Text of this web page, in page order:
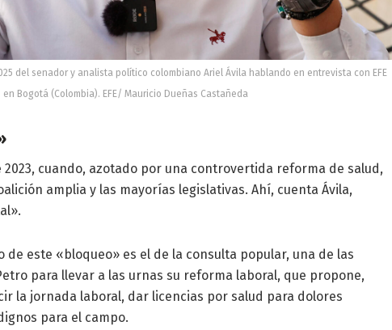
del senador y analista político colombiano Ariel Ávila hablando en entrevista con EFE
en Bogotá (Colombia). EFE/ Mauricio Dueñas Castañeda
cuando, azotado por una controvertida reforma de salud,
amplia y las mayorías legislativas. Ahí, cuenta Ávila,
de este «bloqueo» es el de la consulta popular, una de las
para llevar a las urnas su reforma laboral, que propone,
la jornada laboral, dar licencias por salud para dolores
para el campo.